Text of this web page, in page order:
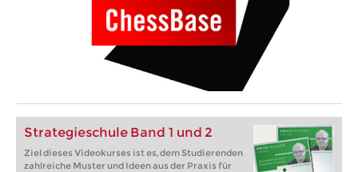
Strategieschule Band 1 und 2
Ziel dieses Videokurses ist es, dem Studierenden
zahlreiche Muster und Ideen aus der Praxis für